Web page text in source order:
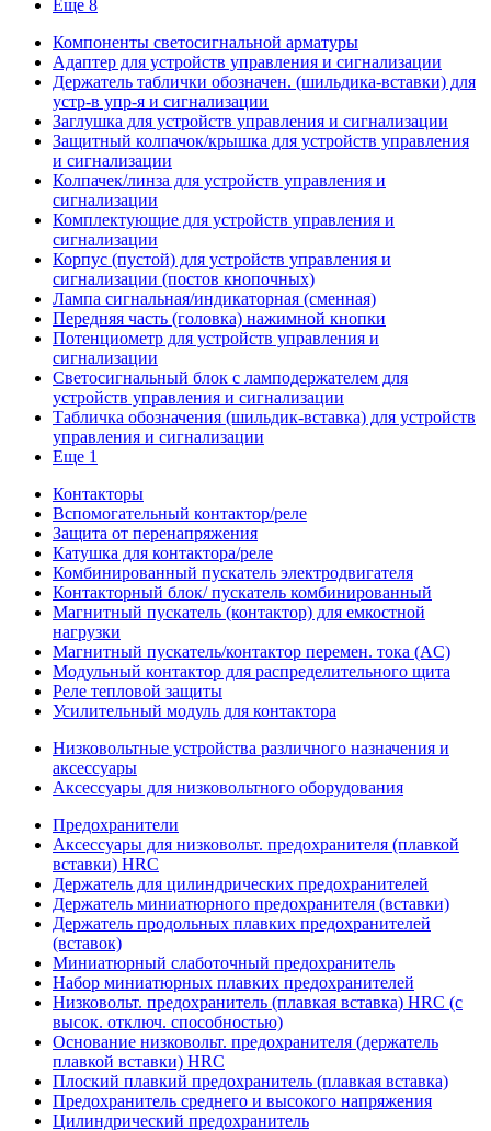
Еще 8
Компоненты светосигнальной арматуры
Адаптер для устройств управления и сигнализации
Держатель таблички обозначен. (шильдика-вставки) для
устр-в упр-я и сигнализации
Заглушка для устройств управления и сигнализации
Защитный колпачок/крышка для устройств управления
и сигнализации
Колпачек/линза для устройств управления и
сигнализации
Комплектующие для устройств управления и
сигнализации
Корпус (пустой) для устройств управления и
сигнализации (постов кнопочных)
Лампа сигнальная/индикаторная (сменная)
Передняя часть (головка) нажимной кнопки
Потенциометр для устройств управления и
сигнализации
Светосигнальный блок с ламподержателем для
устройств управления и сигнализации
Табличка обозначения (шильдик-вставка) для устройств
управления и сигнализации
Еще 1
Контакторы
Вспомогательный контактор/реле
Защита от перенапряжения
Катушка для контактора/реле
Комбинированный пускатель электродвигателя
Контакторный блок/ пускатель комбинированный
Магнитный пускатель (контактор) для емкостной
нагрузки
Магнитный пускатель/контактор перемен. тока (AC)
Модульный контактор для распределительного щита
Реле тепловой защиты
Усилительный модуль для контактора
Низковольтные устройства различного назначения и
аксессуары
Аксессуары для низковольтного оборудования
Предохранители
Аксессуары для низковольт. предохранителя (плавкой
вставки) HRC
Держатель для цилиндрических предохранителей
Держатель миниатюрного предохранителя (вставки)
Держатель продольных плавких предохранителей
(вставок)
Миниатюрный слаботочный предохранитель
Набор миниатюрных плавких предохранителей
Низковольт. предохранитель (плавкая вставка) HRC (с
высок. отключ. способностью)
Основание низковольт. предохранителя (держатель
плавкой вставки) HRC
Плоский плавкий предохранитель (плавкая вставка)
Предохранитель среднего и высокого напряжения
Цилиндрический предохранитель